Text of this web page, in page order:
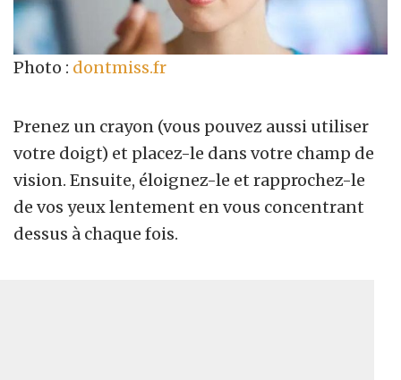
Photo : dontmiss.fr
Prenez un crayon (vous pouvez aussi utiliser
votre doigt) et placez-le dans votre champ de
vision. Ensuite, éloignez-le et rapprochez-le
de vos yeux lentement en vous concentrant
dessus à chaque fois.